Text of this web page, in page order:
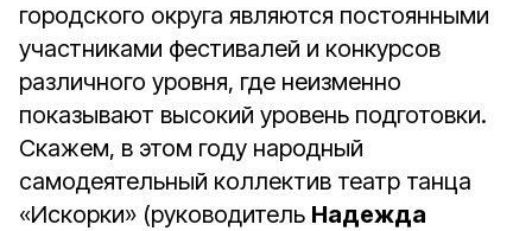
городского округа являются постоянными
участниками фестивалей и конкурсов
различного уровня, где неизменно
показывают высокий уровень подготовки.
Скажем, в этом году народный
самодеятельный коллектив театр танца
«Искорки» (руководитель Надежда